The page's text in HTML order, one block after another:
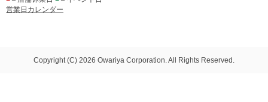
営業日カレンダー
Copyright (C) 2026 Owariya Corporation. All Rights Reserved.